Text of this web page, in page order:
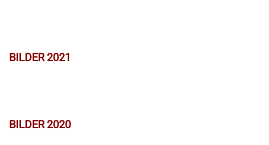
BILDER 2021
BILDER 2020